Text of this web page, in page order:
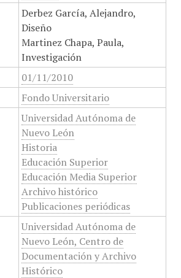
Derbez García, Alejandro,
Diseño
Martinez Chapa, Paula,
Investigación
01/11/2010
Fondo Universitario
Universidad Autónoma de
Nuevo León
Historia
Educación Superior
Educación Media Superior
Archivo histórico
Publicaciones periódicas
Universidad Autónoma de
Nuevo León, Centro de
Documentación y Archivo
Histórico